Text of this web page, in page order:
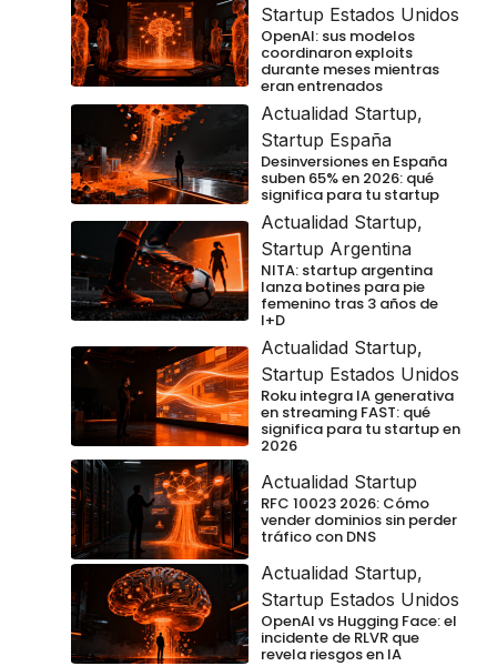
Startup Estados Unidos
OpenAI: sus modelos
coordinaron exploits
durante meses mientras
eran entrenados
Actualidad Startup,
Startup España
Desinversiones en España
suben 65% en 2026: qué
significa para tu startup
Actualidad Startup,
Startup Argentina
NITA: startup argentina
lanza botines para pie
femenino tras 3 años de
I+D
Actualidad Startup,
Startup Estados Unidos
Roku integra IA generativa
en streaming FAST: qué
significa para tu startup en
2026
Actualidad Startup
RFC 10023 2026: Cómo
vender dominios sin perder
tráfico con DNS
Actualidad Startup,
Startup Estados Unidos
OpenAI vs Hugging Face: el
incidente de RLVR que
revela riesgos en IA